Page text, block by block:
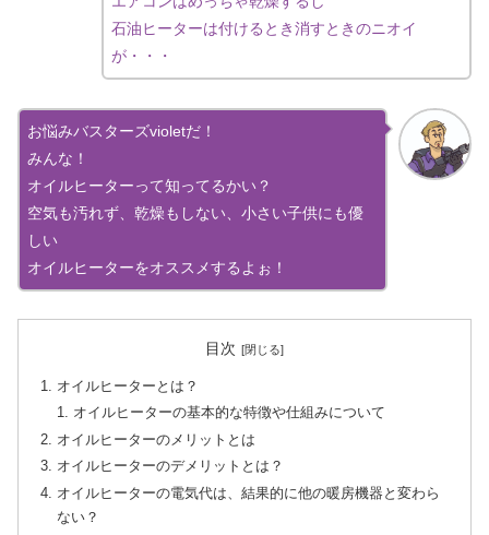
石油ヒーターは付けるとき消すときのニオイ
が・・・
お悩みバスターズvioletだ！
みんな！
オイルヒーターって知ってるかい？
空気も汚れず、乾燥もしない、小さい子供にも優
しい
オイルヒーターをオススメするよぉ！
目次
オイルヒーターとは？
オイルヒーターの基本的な特徴や仕組みについて
オイルヒーターのメリットとは
オイルヒーターのデメリットとは？
オイルヒーターの電気代は、結果的に他の暖房機器と変わら
ない？